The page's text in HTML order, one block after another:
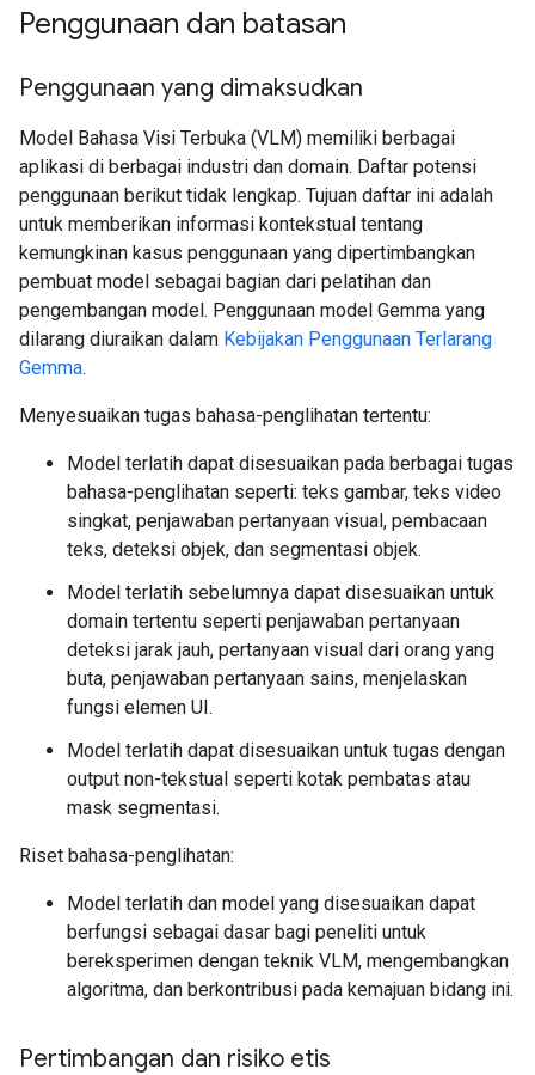
Penggunaan dan batasan
Penggunaan yang dimaksudkan
Model Bahasa Visi Terbuka (VLM) memiliki berbagai
aplikasi di berbagai industri dan domain. Daftar potensi
penggunaan berikut tidak lengkap. Tujuan daftar ini adalah
untuk memberikan informasi kontekstual tentang
kemungkinan kasus penggunaan yang dipertimbangkan
pembuat model sebagai bagian dari pelatihan dan
pengembangan model. Penggunaan model Gemma yang
dilarang diuraikan dalam Kebijakan Penggunaan Terlarang
Gemma.
Menyesuaikan tugas bahasa-penglihatan tertentu:
Model terlatih dapat disesuaikan pada berbagai tugas
bahasa-penglihatan seperti: teks gambar, teks video
singkat, penjawaban pertanyaan visual, pembacaan
teks, deteksi objek, dan segmentasi objek.
Model terlatih sebelumnya dapat disesuaikan untuk
domain tertentu seperti penjawaban pertanyaan
deteksi jarak jauh, pertanyaan visual dari orang yang
buta, penjawaban pertanyaan sains, menjelaskan
fungsi elemen UI.
Model terlatih dapat disesuaikan untuk tugas dengan
output non-tekstual seperti kotak pembatas atau
mask segmentasi.
Riset bahasa-penglihatan:
Model terlatih dan model yang disesuaikan dapat
berfungsi sebagai dasar bagi peneliti untuk
bereksperimen dengan teknik VLM, mengembangkan
algoritma, dan berkontribusi pada kemajuan bidang ini.
Pertimbangan dan risiko etis